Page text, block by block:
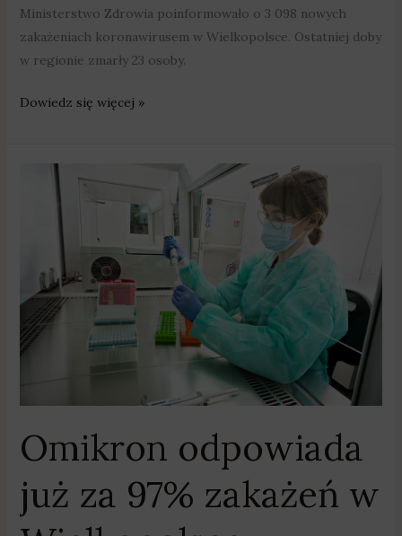
Ministerstwo Zdrowia poinformowało o 3 098 nowych
zakażeniach koronawirusem w Wielkopolsce. Ostatniej doby
w regionie zmarły 23 osoby.
Dowiedz się więcej »
Omikron odpowiada
już za 97% zakażeń w
Omikron
odpowiada
zakażeń
Wielkopolsce